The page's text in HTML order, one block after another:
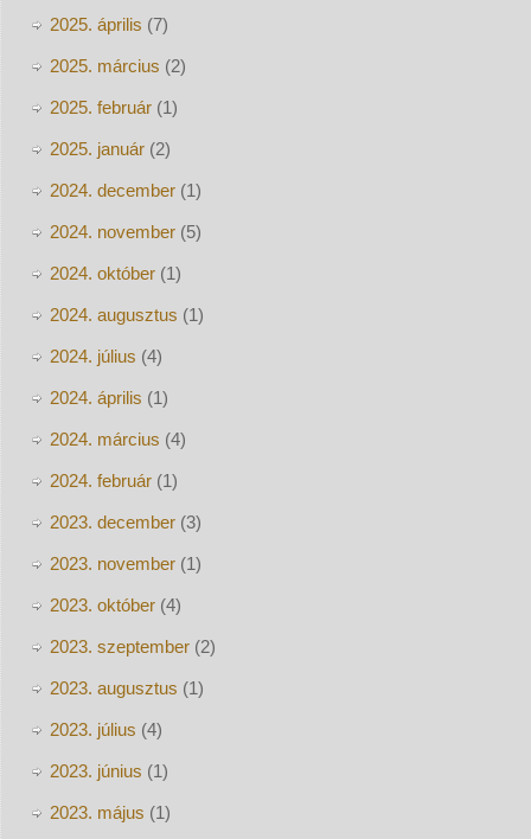
2025. április (7)
2025. március (2)
2025. február(1)
2025. január(2)
2024. december(1)
2024. november(5)
2024. október(1)
2024. augusztus (1)
2024. július (4)
2024. április (1)
2024. március (4)
2024. február(1)
2023. december(3)
2023. november(1)
2023. október(4)
2023. szeptember(2)
2023. augusztus (1)
2023. július (4)
2023. június (1)
2023. május (1)